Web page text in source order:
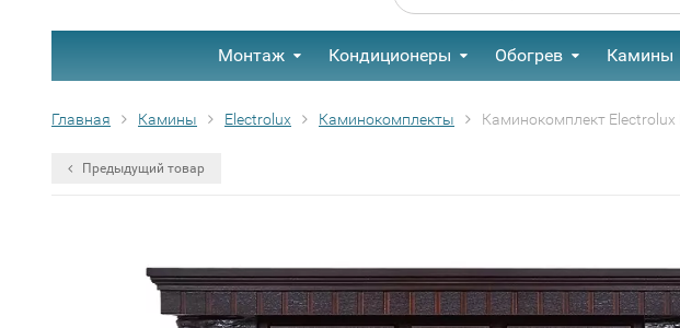
Монтаж Кондиционеры Обогрев Камины
Главная Камины Electrolux Каминокомплекты Каминокомплект Electrolux
Предыдущий товар